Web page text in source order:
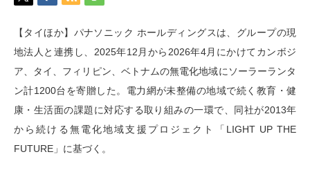
【タイほか】パナソニック ホールディングスは、グループの現
地法人と連携し、2025年12月から2026年4月にかけてカンボジ
ア、タイ、フィリピン、ベトナムの無電化地域にソーラーランタ
ン計1200台を寄贈した。電力網が未整備の地域で続く教育・健
康・生活面の課題に対応する取り組みの一環で、同社が2013年
から続ける無電化地域支援プロジェクト「LIGHT UP THE
FUTURE」に基づく。